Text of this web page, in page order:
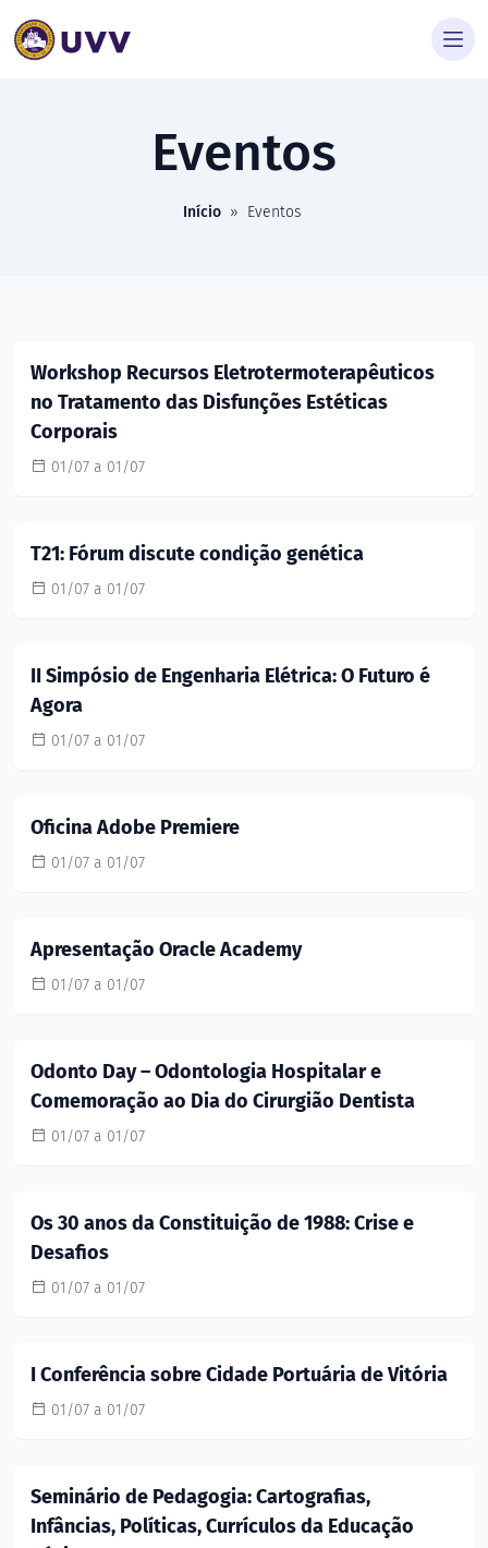
Eventos
Início » Eventos
Workshop Recursos Eletrotermoterapêuticos
no Tratamento das Disfunções Estéticas
Corporais
01/07 a 01/07
T21: Fórum discute condição genética
01/07 a 01/07
II Simpósio de Engenharia Elétrica: O Futuro é
Agora
01/07 a 01/07
Oficina Adobe Premiere
01/07 a 01/07
Apresentação Oracle Academy
01/07 a 01/07
Odonto Day – Odontologia Hospitalar e
Comemoração ao Dia do Cirurgião Dentista
01/07 a 01/07
Os 30 anos da Constituição de 1988: Crise e
Desafios
01/07 a 01/07
I Conferência sobre Cidade Portuária de Vitória
01/07 a 01/07
Seminário de Pedagogia: Cartografias,
Infâncias, Políticas, Currículos da Educação